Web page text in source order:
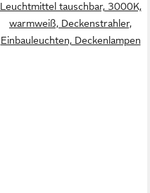
Leuchtmittel tauschbar, 3000K,
warmweiß, Deckenstrahler,
Einbauleuchten, Deckenlampen